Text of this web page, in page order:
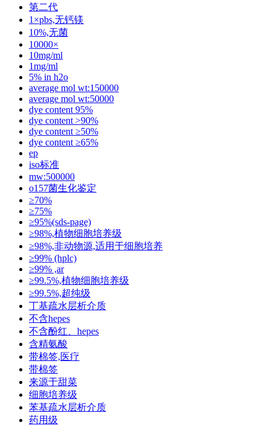
第二代
1×pbs,无钙镁
10%,无菌
10000×
10mg/ml
1mg/ml
5% in h2o
average mol wt:150000
average mol wt:50000
dye content 95%
dye content >90%
dye content ≥50%
dye content ≥65%
ep
iso标准
mw:500000
o157菌生化鉴定
≥70%
≥75%
≥95%(sds-page)
≥98%,植物细胞培养级
≥98%,非动物源,适用于细胞培养
≥99% (hplc)
≥99% ,ar
≥99.5%,植物细胞培养级
≥99.5%,超纯级
丁基疏水层析介质
不含hepes
不含酚红、hepes
含精氨酸
带棉签,医疗
带棉签
来源于甜菜
细胞培养级
苯基疏水层析介质
药用级